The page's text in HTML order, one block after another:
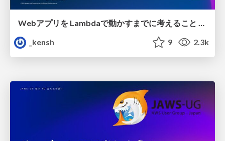
Webアプリを Lambdaで動かすまでに考えること / How to implement monolithic Lambda Web Application
_kensh
9 2.3k